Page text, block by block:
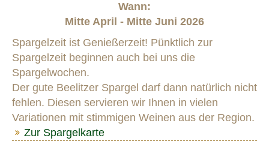
Wann:
Mitte April - Mitte Juni 2026
Spargelzeit ist Genießerzeit! Pünktlich zur
Spargelzeit beginnen auch bei uns die
Spargelwochen.
Der gute Beelitzer Spargel darf dann natürlich nicht
fehlen. Diesen servieren wir Ihnen in vielen
Variationen mit stimmigen Weinen aus der Region.
Zur Spargelkarte